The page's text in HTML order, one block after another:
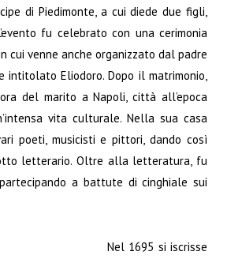
di Piedimonte, a cui diede due figli,
fu celebrato con una cerimonia
cui venne anche organizzato dal padre
intitolato Eliodoro. Dopo il matrimonio,
del marito a Napoli, città all’epoca
vita culturale. Nella sua casa
poeti, musicisti e pittori, dando così
letterario. Oltre alla letteratura, fu
partecipando a battute di cinghiale sui
Nel 1695 si iscrisse